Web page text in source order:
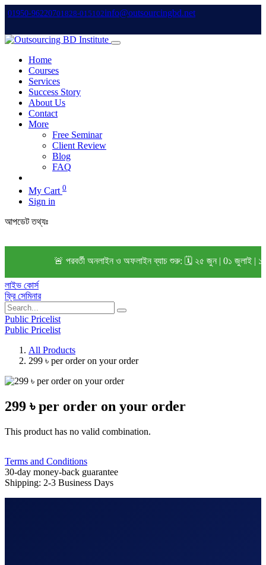
01950-96220701828-015102info@outsourcingbd.net
Home
Courses
Services
Success Story
About Us
Contact
More
Free Seminar
Client Review
Blog
FAQ
My Cart 0
Sign in
আপডেট তথ্যঃ
🚨 পরবর্তী অনলাইন ও অফলাইন ব্যাচ শুরু: 🗓️ ২৫ জুন | 0১ জুলাই | ১৫
লাইভ কোর্স
ফ্রি সেমিনার
Public Pricelist
Public Pricelist
All Products
299 ৳ per order on your order
299 ৳ per order on your order
This product has no valid combination.
Terms and Conditions
30-day money-back guarantee
Shipping: 2-3 Business Days